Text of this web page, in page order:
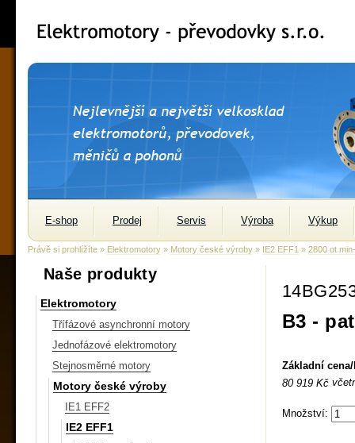
E-shop Prodej Servis Výroba Výkup
Právě si prohlížíte » Elektromotory » Motory české výroby » IE2 EFF1 » 2800 ot
Naše produkty
Elektromotory
Třífázové asynchronní motory
Jednofázové elektromotory
Stejnosměrné motory
Motory české výroby
IE1 EFF2
IE2 EFF1
B3 -
Základní
80 919 Kč
Množství: